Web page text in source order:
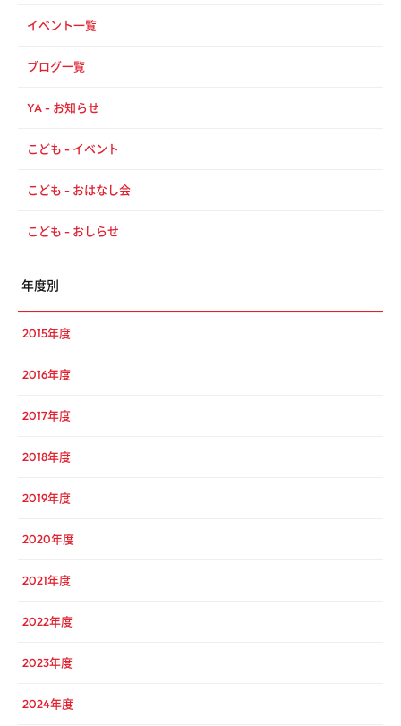
イベント一覧
ブログ一覧
YA - お知らせ
こども - イベント
こども - おはなし会
こども - おしらせ
年度別
2015年度
2016年度
2017年度
2018年度
2019年度
2020年度
2021年度
2022年度
2023年度
2024年度